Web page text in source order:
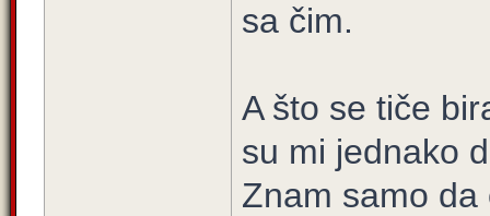
sa čim.
A što se tiče
su mi jednako
Znam samo